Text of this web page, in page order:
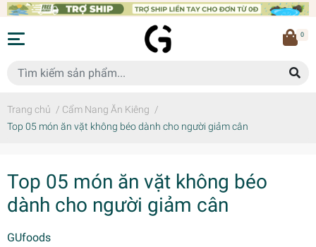
0
Trang chủ / Cẩm Nang Ăn Kiêng /
Top 05 món ăn vặt không béo dành cho người giảm cân
Top 05 món ăn vặt không béo
dành cho người giảm cân
GUfoods